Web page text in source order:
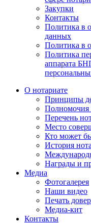
Закупки
Контакты
Политика в
данных
Политика в
Политика
аппарата
О нотариате
Принципы
Полномочия
Перечень
Место
Кто может
История
Награды и
Медиа
Фотогалерея
Наши видео
Печать
Медиа-кит
Контакты